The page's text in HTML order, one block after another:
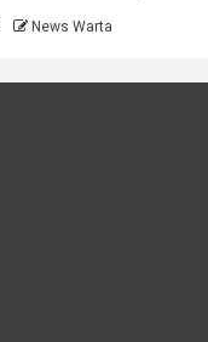
News Warta